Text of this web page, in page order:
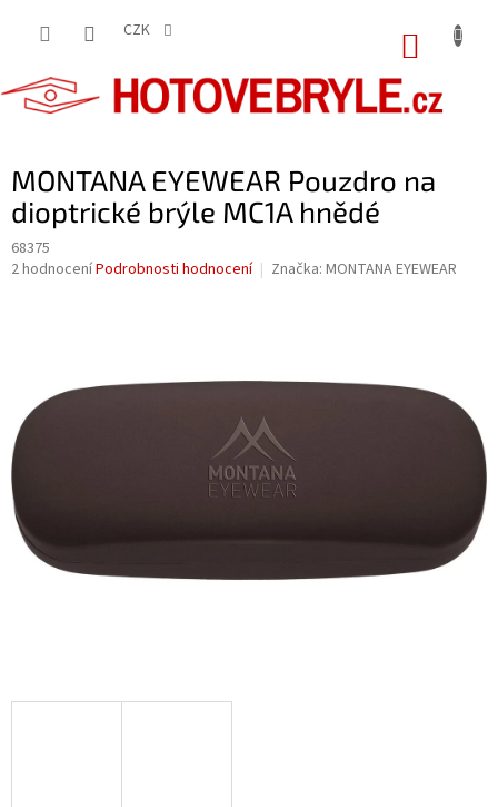
CZK
MONTANA EYEWEAR Pouzdro na
dioptrické brýle MC1A hnědé
68375
Průměrné
hvězdiček.
2 hodnoceníPodrobnosti hodnocení Značka: MONTANA EYEWEAR